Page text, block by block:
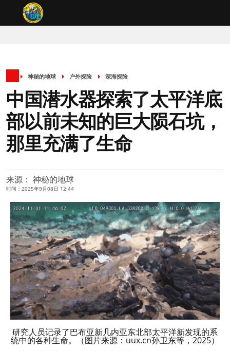
神秘的地球 户外探险 深海探险
中国潜水器探索了太平洋底
部以前未知的巨大陨石坑，
那里充满了生命
来源： 神秘的地球
时间：2025年9月08日 12:44
研究人员记录了巴布亚新几内亚东北部太平洋新发现的系
统中的各种生命。（图片来源：uux.cn孙卫东等，2025）